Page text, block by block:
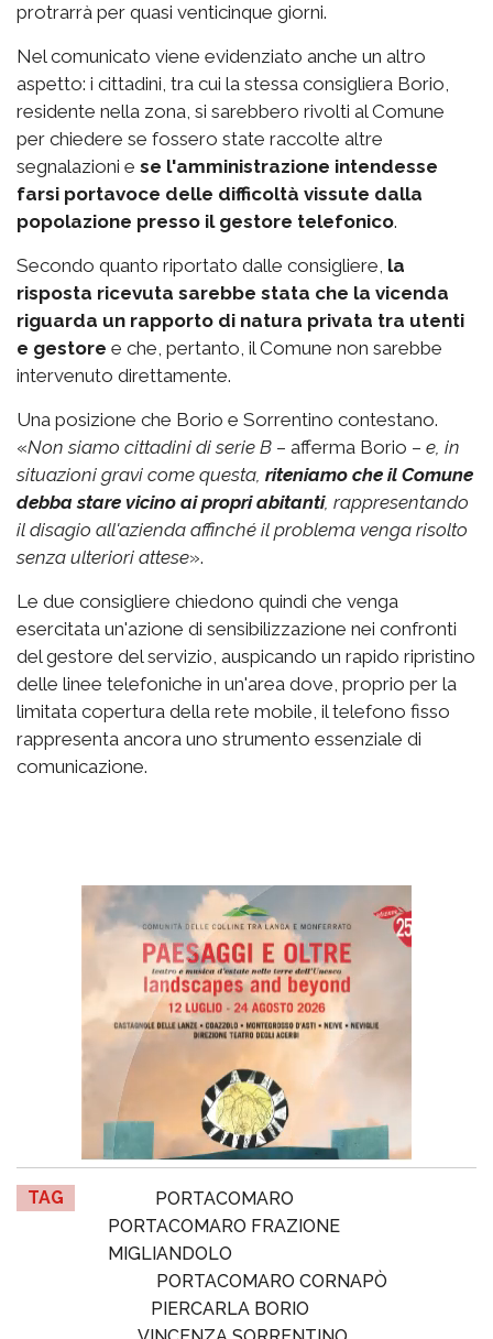
protrarrà per quasi venticinque giorni.
Nel comunicato viene evidenziato anche un altro
aspetto: i cittadini, tra cui la stessa consigliera Borio,
residente nella zona, si sarebbero rivolti al Comune
per chiedere se fossero state raccolte altre
segnalazioni e se l'amministrazione intendesse
farsi portavoce delle difficoltà vissute dalla
popolazione presso il gestore telefonico.
Secondo quanto riportato dalle consigliere, la
risposta ricevuta sarebbe stata che la vicenda
riguarda un rapporto di natura privata tra utenti
e gestore e che, pertanto, il Comune non sarebbe
intervenuto direttamente.
Una posizione che Borio e Sorrentino contestano.
«Non siamo cittadini di serie B – afferma Borio – e, in
situazioni gravi come questa, riteniamo che il Comune
debba stare vicino ai propri abitanti, rappresentando
il disagio all'azienda affinché il problema venga risolto
senza ulteriori attese».
Le due consigliere chiedono quindi che venga
esercitata un'azione di sensibilizzazione nei confronti
del gestore del servizio, auspicando un rapido ripristino
delle linee telefoniche in un'area dove, proprio per la
limitata copertura della rete mobile, il telefono fisso
rappresenta ancora uno strumento essenziale di
comunicazione.
TAG
PORTACOMARO
PORTACOMARO FRAZIONE
MIGLIANDOLO
PORTACOMARO CORNAPÒ
PIERCARLA BORIO